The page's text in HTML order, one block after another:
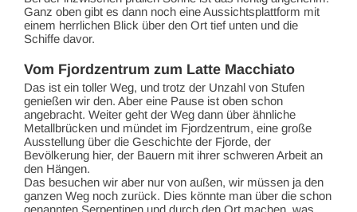
Ganz oben gibt es dann noch eine Aussichtsplattform mit
einem herrlichen Blick über den Ort tief unten und die
Schiffe davor.
Vom Fjordzentrum zum Latte Macchiato
Das ist ein toller Weg, und trotz der Unzahl von Stufen
genießen wir den. Aber eine Pause ist oben schon
angebracht. Weiter geht der Weg dann über ähnliche
Metallbrücken und mündet im Fjordzentrum, eine große
Ausstellung über die Geschichte der Fjorde, der
Bevölkerung hier, der Bauern mit ihrer schweren Arbeit an
den Hängen.
Das besuchen wir aber nur von außen, wir müssen ja den
ganzen Weg noch zurück. Dies könnte man über die schon
genannten Serpentinen und durch den Ort machen, was